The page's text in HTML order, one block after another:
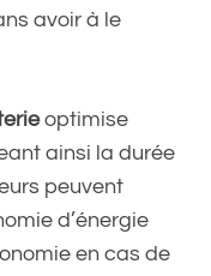
avoir à le
optimise
ainsi la durée
peuvent
d’énergie
en cas de